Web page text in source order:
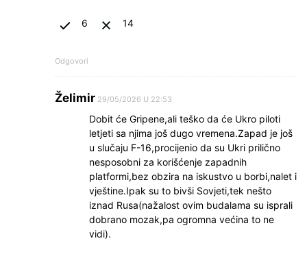
6 14
Odgovori
Želimir 29/05/2026 U 22:53
Dobit će Gripene,ali teško da će Ukro piloti
letjeti sa njima još dugo vremena.Zapad je još
u slučaju F-16,procijenio da su Ukri prilično
nesposobni za korišćenje zapadnih
platformi,bez obzira na iskustvo u borbi,nalet i
vještine.Ipak su to bivši Sovjeti,tek nešto
iznad Rusa(nažalost ovim budalama su isprali
dobrano mozak,pa ogromna većina to ne
vidi).